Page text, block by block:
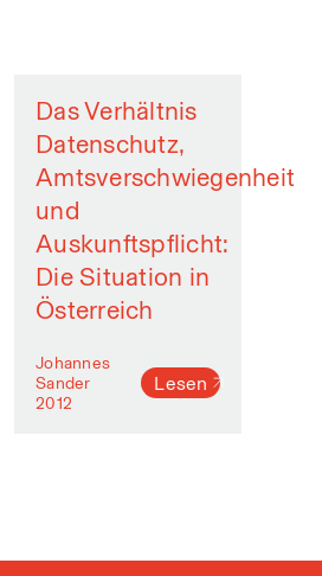
Das Verhältnis
Datenschutz,
Amtsverschwiegenheit
und
Auskunftspflicht:
Die Situation in
Österreich
Johannes
Sander
2012
Lesen